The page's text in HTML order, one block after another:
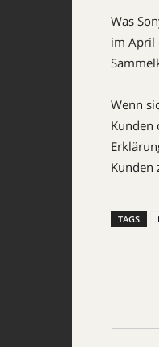
Was
im April
Wenn
Kunden
Kunden
TAGS